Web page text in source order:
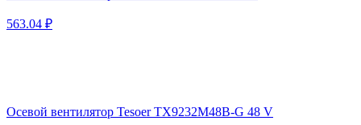
563.04 ₽
Осевой вентилятор Tesoer TX9232M48B-G 48 V